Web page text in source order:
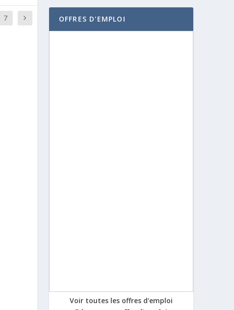
7 OFFRES D'EMPLOI
Voir toutes les offres d'emploi